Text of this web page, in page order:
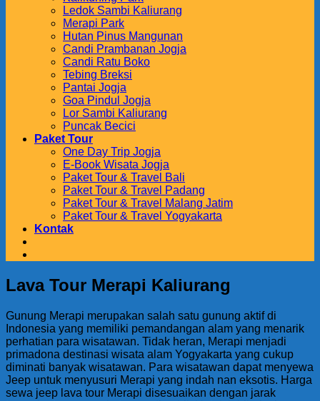
Ledok Sambi Kaliurang
Merapi Park
Hutan Pinus Mangunan
Candi Prambanan Jogja
Candi Ratu Boko
Tebing Breksi
Pantai Jogja
Goa Pindul Jogja
Lor Sambi Kaliurang
Puncak Becici
Paket Tour
One Day Trip Jogja
E-Book Wisata Jogja
Paket Tour & Travel Bali
Paket Tour & Travel Padang
Paket Tour & Travel Malang Jatim
Paket Tour & Travel Yogyakarta
Kontak
Lava Tour Merapi Kaliurang
Gunung Merapi merupakan salah satu gunung aktif di
Indonesia yang memiliki pemandangan alam yang menarik
perhatian para wisatawan. Tidak heran, Merapi menjadi
primadona destinasi wisata alam Yogyakarta yang cukup
diminati banyak wisatawan. Para wisatawan dapat menyewa
Jeep untuk menyusuri Merapi yang indah nan eksotis. Harga
sewa jeep lava tour Merapi disesuaikan dengan jarak